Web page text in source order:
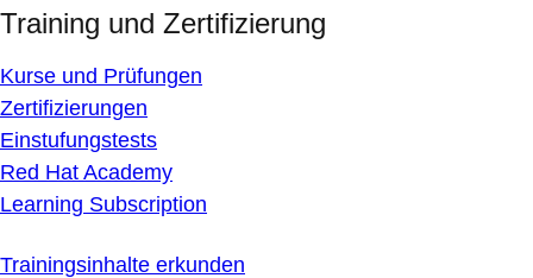
Training und Zertifizierung
Kurse und Prüfungen
Zertifizierungen
Einstufungstests
Red Hat Academy
Learning Subscription
Trainingsinhalte erkunden